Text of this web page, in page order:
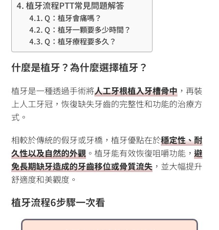
植牙流程PTT常見問題解答
Q：植牙會痛嗎？
Q：植牙一顆要多少時間？
Q：植牙療程要多久？
什麼是植牙？為什麼選擇植牙？
植牙是一種透過手術將人工牙根植入牙槽骨中 ，再裝
上人工牙冠，恢復缺失牙齒的完整性和功能的治療方
式。
相較於傳統的假牙或牙橋，植牙優點在於穩定性、耐
久性以及自然的外觀 。植牙能有效恢復咀嚼功能，避
免長期缺牙造成的牙齒移位或骨質流失 ，並大幅提升
舒適度和美觀度。
植牙流程6步驟一次看